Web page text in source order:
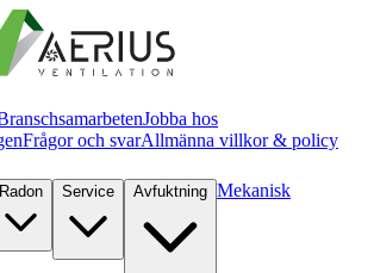
Jobba hos
Frågor och svarAllmänna villkor & policy
Radon Service Avfuktning Mekanisk